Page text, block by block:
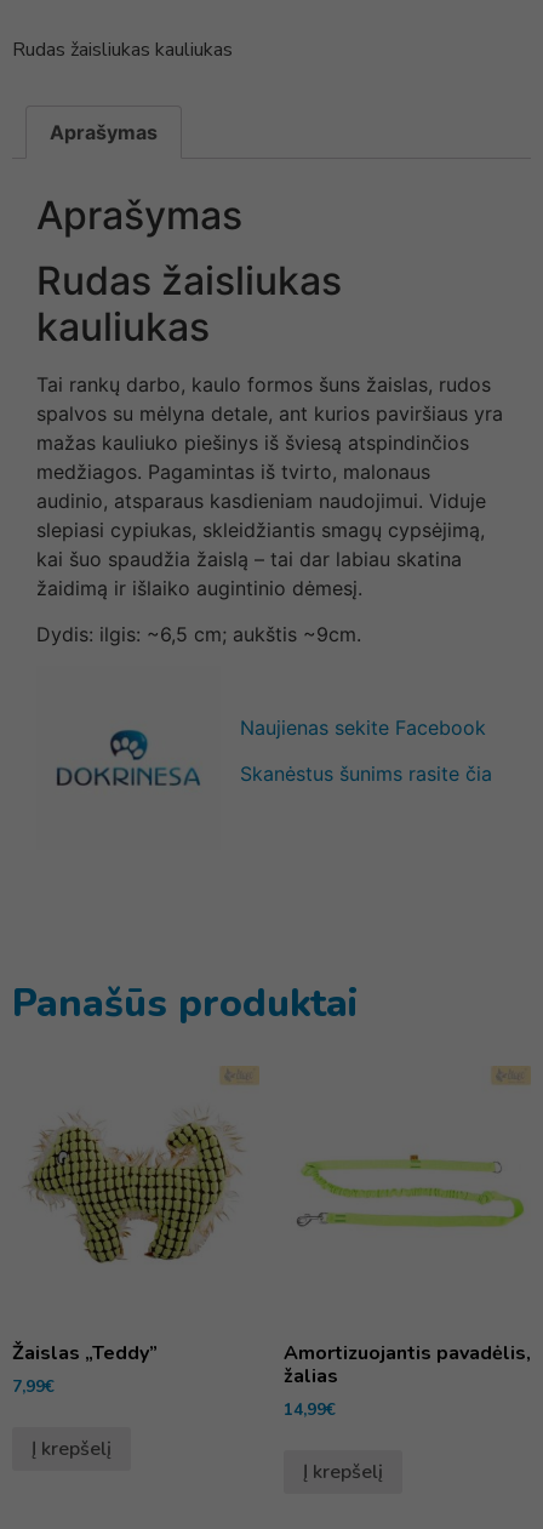
Rudas žaisliukas kauliukas
Aprašymas
Aprašymas
Rudas žaisliukas
kauliukas
Tai rankų darbo, kaulo formos šuns žaislas, rudos
spalvos su mėlyna detale, ant kurios paviršiaus yra
mažas kauliuko piešinys iš šviesą atspindinčios
medžiagos. Pagamintas iš tvirto, malonaus
audinio, atsparaus kasdieniam naudojimui. Viduje
slepiasi cypiukas, skleidžiantis smagų cypsėjimą,
kai šuo spaudžia žaislą – tai dar labiau skatina
žaidimą ir išlaiko augintinio dėmesį.
Dydis: ilgis: ~6,5 cm; aukštis ~9cm.
Naujienas sekite Facebook
Skanėstus šunims rasite čia
Panašūs produktai
Žaislas „Teddy”
7,99€
Į krepšelį
Amortizuojantis pavadėlis,
žalias
14,99€
Į krepšelį